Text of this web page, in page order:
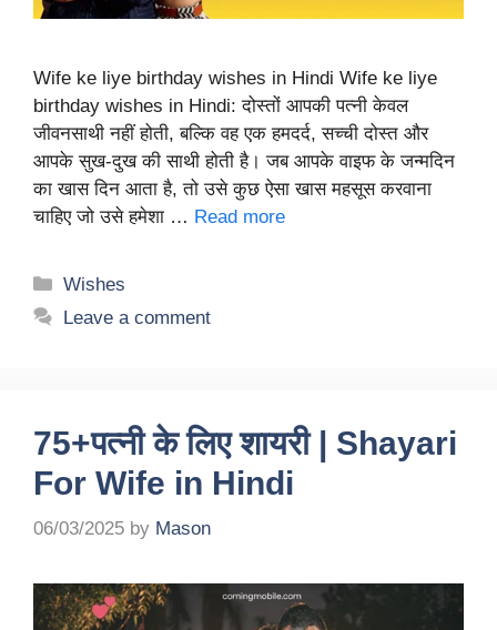
Wife ke liye birthday wishes in Hindi​ Wife ke liye
birthday wishes in Hindi​: दोस्तों आपकी पत्नी केवल
जीवनसाथी नहीं होती, बल्कि वह एक हमदर्द, सच्ची दोस्त और
आपके सुख-दुख की साथी होती है। जब आपके वाइफ के जन्मदिन
का खास दिन आता है, तो उसे कुछ ऐसा खास महसूस करवाना
चाहिए जो उसे हमेशा … Read more
Categories
Wishes
Leave a comment
75+पत्नी के लिए शायरी | Shayari
For Wife in Hindi
06/03/2025 by Mason